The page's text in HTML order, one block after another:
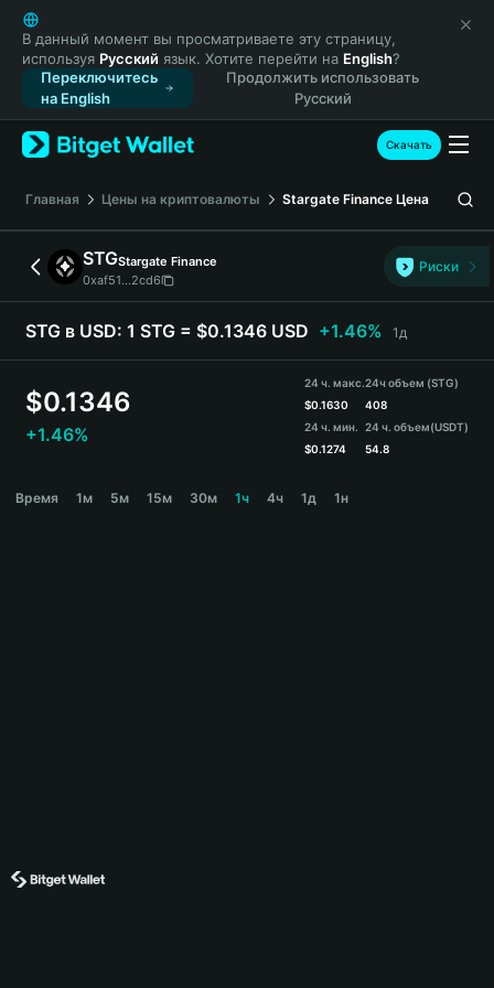
English
日本語
Tiếng Việt
Русский
Español (Latinoamérica)
Türkçe
Français
Deutsch
简体中文
繁體中文
Português (Portugal)
Bahasa Indonesia
ภาษาไทย
Español
Español (Argentina)
В данный момент вы просматриваете эту страницу,
используя Русский язык. Хотите перейти на English?
Переключитесь
на English
Продолжить использовать
Русский
Скачать
Главная Цены на криптовалюты Stargate Finance Цена
STGStargate Finance
0xaf51...2cd6
Риски
STG в USD: 1 STG = $0.1346 USD +1.46% 1д
$0.1346
+1.46%
24 ч. макс.
$0.1630
24 ч. мин.
$0.1274
24ч объем (STG)
408
24 ч. объем(USDT)
54.8
Время 1м 5м 15м 30м 1ч 4ч 1д 1н